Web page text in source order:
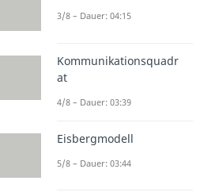
3/8 – Dauer: 04:15
Kommunikationsquadr
at
4/8 – Dauer: 03:39
Eisbergmodell
5/8 – Dauer: 03:44